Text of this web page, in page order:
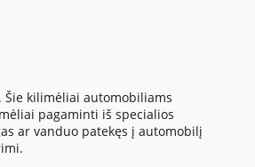
kilimėliai automobiliams
pagaminti iš specialios
ar vanduo patekęs į automobilį